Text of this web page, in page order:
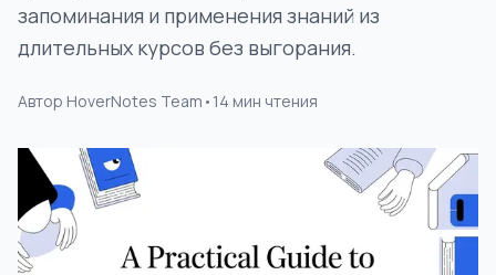
запоминания и применения знаний из
длительных курсов без выгорания.
Автор HoverNotes Team • 14 мин чтения